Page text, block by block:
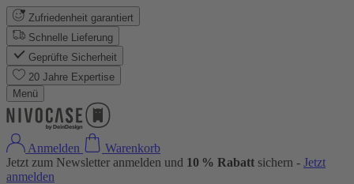
Zufriedenheit garantiert
Schnelle Lieferung
Geprüfte Sicherheit
20 Jahre Expertise
Menü
Anmelden
Warenkorb
Jetzt zum Newsletter anmelden und 10 % Rabatt sichern - Jetzt
anmelden